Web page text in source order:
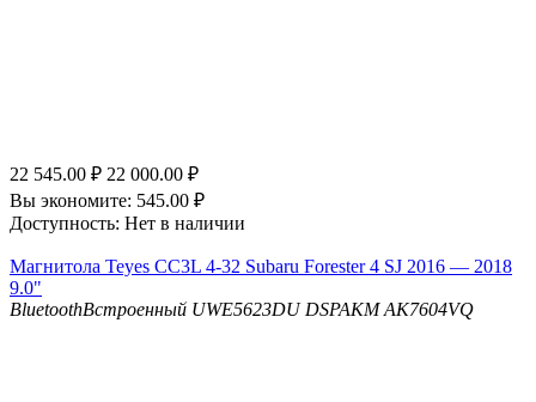
22 545.00 ₽ 22 000.00 ₽
Вы экономите: 545.00 ₽
Доступность: Нет в наличии
Магнитола Teyes CC3L 4-32 Subaru Forester 4 SJ 2016 — 2018
9.0"
BluetoothВстроенный UWE5623DU DSPAKM AK7604VQ